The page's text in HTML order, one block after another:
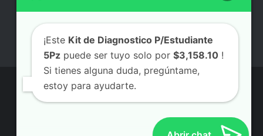
© Copyright
¡Este Kit de Diagnostico P/Estudiante
5Pz puede ser tuyo solo por $3,158.10 !
Si tienes alguna duda, pregúntame,
estoy para ayudarte.